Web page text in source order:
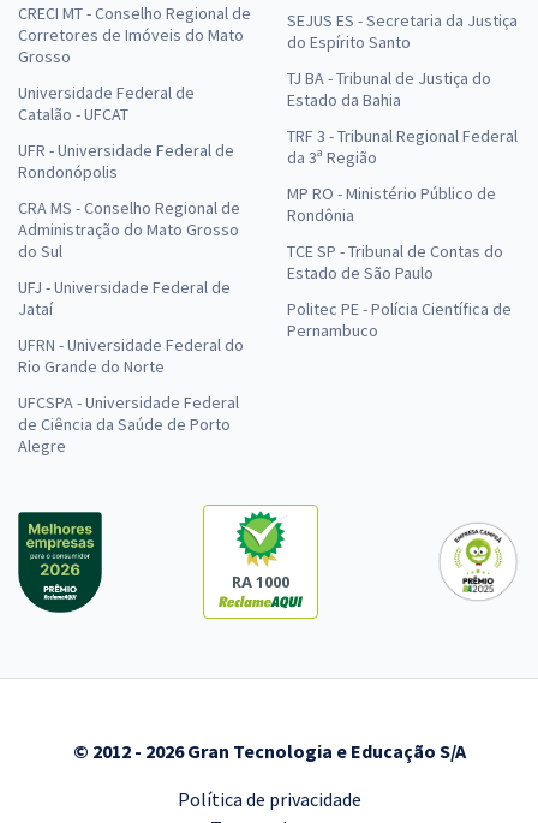
CRECI MT - Conselho Regional de
Corretores de Imóveis do Mato
Grosso
Universidade Federal de
Catalão - UFCAT
UFR - Universidade Federal de
Rondonópolis
CRA MS - Conselho Regional de
Administração do Mato Grosso
do Sul
UFJ - Universidade Federal de
Jataí
UFRN - Universidade Federal do
Rio Grande do Norte
UFCSPA - Universidade Federal
de Ciência da Saúde de Porto
Alegre
SEJUS ES - Secretaria da Justiça
do Espírito Santo
TJ BA - Tribunal de Justiça do
Estado da Bahia
TRF 3 - Tribunal Regional Federal
da 3ª Região
MP RO - Ministério Público de
Rondônia
TCE SP - Tribunal de Contas do
Estado de São Paulo
Politec PE - Polícia Científica de
Pernambuco
RA 1000
© 2012 - 2026 Gran Tecnologia e Educação S/A
Política de privacidade